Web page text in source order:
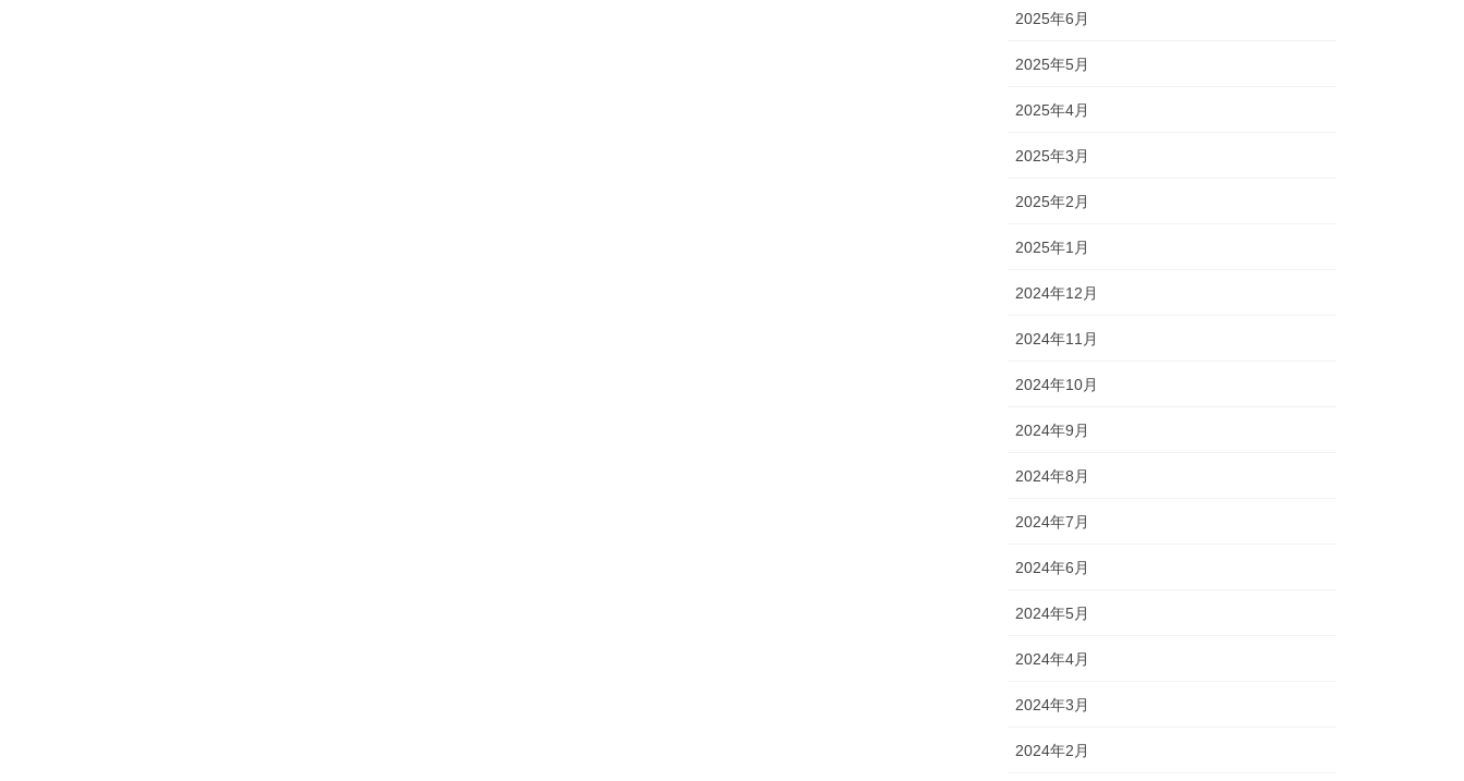
2025年6月
2025年5月
2025年4月
2025年3月
2025年2月
2025年1月
2024年12月
2024年11月
2024年10月
2024年9月
2024年8月
2024年7月
2024年6月
2024年5月
2024年4月
2024年3月
2024年2月